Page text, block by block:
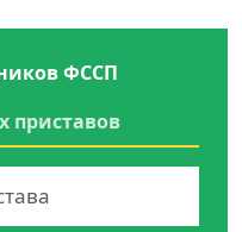
ФССП
приставов